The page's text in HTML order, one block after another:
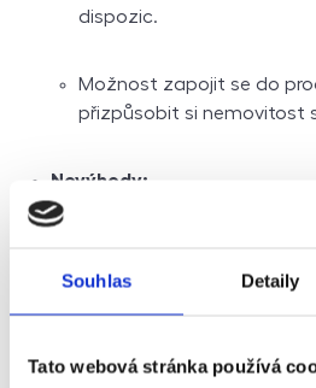
Souhlas Detaily
Tato webová stránka používá
dispozic.
Možnost zapojit se do
přizpůsobit si nemovitost
Nevýhody:
že nedojde k realizaci
Delší doba čekání na